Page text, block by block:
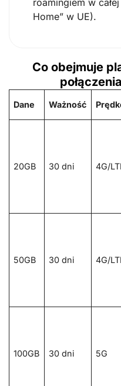
roamingiem w
Home” w UE).
Co obejmuje
Dane Ważność
20GB 30 dni 4G/
50GB 30 dni 4G/
100GB 30 dni 5G